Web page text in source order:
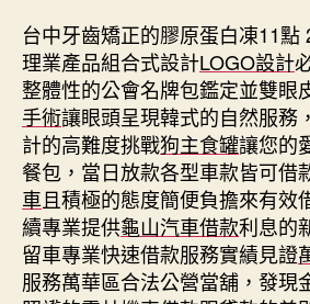
台中牙齒矯正的膠原蛋白凍11點
理業產品組合式設計LOGO設計
整體性的公會名牌包鑑定並雙眼
手術讓眼頭呈現韓式的自然服務
計的高難度挑戰狗主食罐讓您的
餐包，當日放款各型車款皆可借
車且積極的態度簡便負擔來有效
續專業提供龜山汽車借款利息的
留車專業快速借款服務實績見證
服務萬華區合法公營當舖，發現